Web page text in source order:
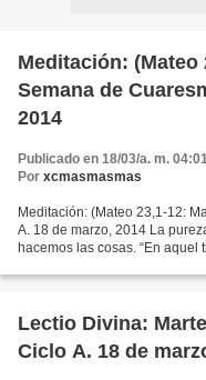
Meditación: (Mateo
Semana de
2014
Publicado en 18/03/a. m. 04:01
Por xcmasmasmas
Meditación: (Mateo 23,1-12:
A. 18 de marzo, 2014 La
hacemos las cosas. “En aquel
Lectio Divina:
Ciclo A. 18 de